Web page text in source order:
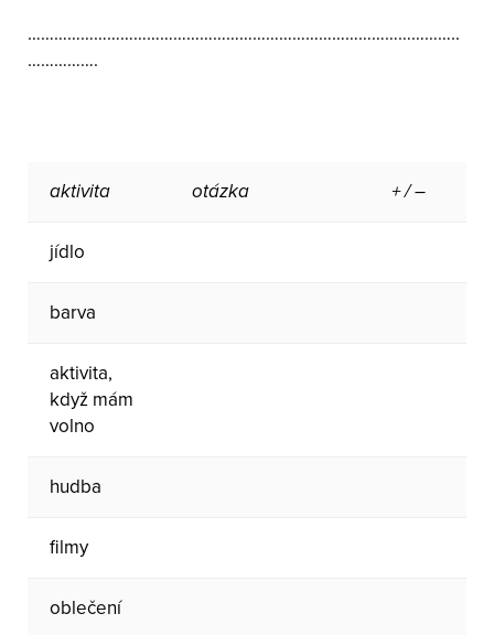
……………………………………………………………………………………..
…………….
aktivita otázka + / –
jídlo
barva
aktivita,
když mám
volno
hudba
filmy
oblečení